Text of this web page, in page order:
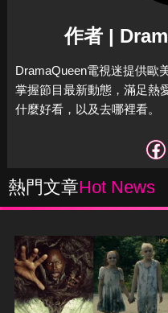
作者 |
DramaQueen電視迷提供歐
掌握節目最新動態，滿足熱
什麼好看，以及去哪裡看。
熱門文章Hot News